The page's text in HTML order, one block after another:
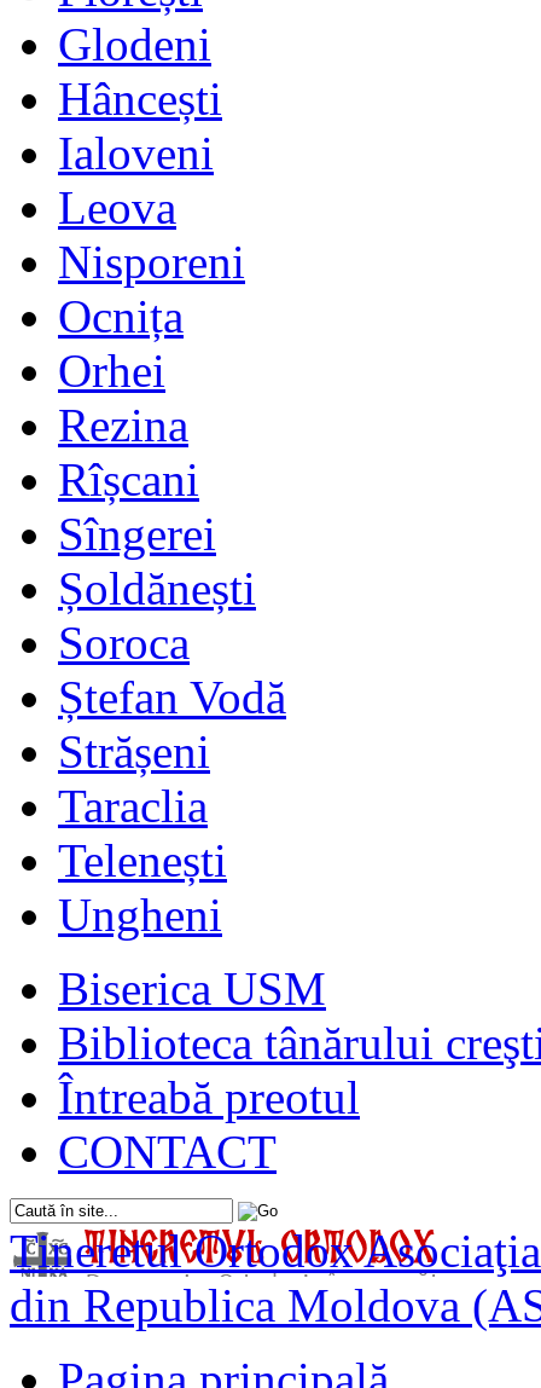
Glodeni
Hâncești
Ialoveni
Leova
Nisporeni
Ocnița
Orhei
Rezina
Rîșcani
Sîngerei
Șoldănești
Soroca
Ștefan Vodă
Strășeni
Taraclia
Telenești
Ungheni
Biserica USM
Biblioteca tânărului
Întreabă preotul
CONTACT
Tineretul Ortodox
din Republica Moldova